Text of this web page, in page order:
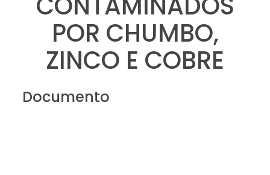
POR CHUMBO,
ZINCO E COBRE
Documento